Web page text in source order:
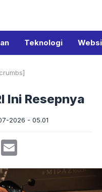
Teknologi
Ini Resepnya
2026 - 05.01
Mastodon